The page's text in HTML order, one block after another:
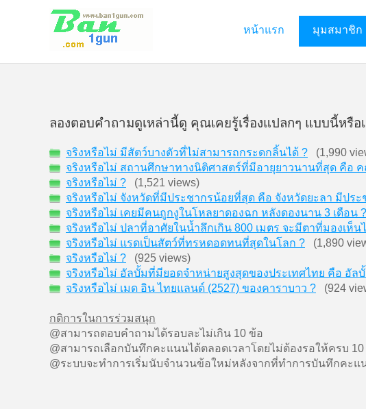
หน้าแรก มุมสมาชิก
ลองตอบคำถามดูเหล่านี้ดู คุณเคยรู้เรื่องแปลกๆ แบบนี้หรือ
จริงหรือไม่ มีสัตว์บางตัวที่ไม่สามารถกระดกลิ้นได้ ? (1,990
จริงหรือไม่ สถานศึกษาทางนิติศาสตร์ที่มีอายุยาวนานที่สุด คือ
จริงหรือไม่ ? (1,521 views)
จริงหรือไม่ จังหวัดที่มีประชากรน้อยที่สุด คือ จังหวัดยะลา มีประ
จริงหรือไม่ เคยมีคนถูกงูในโหลยาดองฉก หลังดองนาน 3 เดือน ?
จริงหรือไม่ ปลาที่อาศัยในน้ำลึกเกิน 800 เมตร จะมีตาที่มองเห็น
จริงหรือไม่ แรดเป็นสัตว์ที่ทรหดอดทนที่สุดในโลก ? (1,890
จริงหรือไม่ ? (925 views)
จริงหรือไม่ อัลบั้มที่มียอดจำหน่ายสูงสุดของประเทศไทย คือ อัล
จริงหรือไม่ เมด อิน ไทยแลนด์ (2527) ของคาราบาว ? (924
กติการในการร่วมสนุก
@สามารถตอบคำถามได้รอบละไม่เกิน 10 ข้อ
@สามารถเลือกบันทึกคะแนนได้ตลอดเวลาโดยไม่ต้องรอให้ครบ
@ระบบจะทำการเริ่มนับจำนวนข้อใหม่หลังจากที่ทำการบันทึกคะแ